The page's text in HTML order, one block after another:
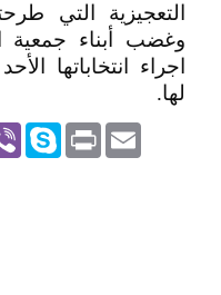
التعجيزية التي
وغضب أبناء جمعية
اجراء انتخاباتها
لها.
Skype PrintEmail